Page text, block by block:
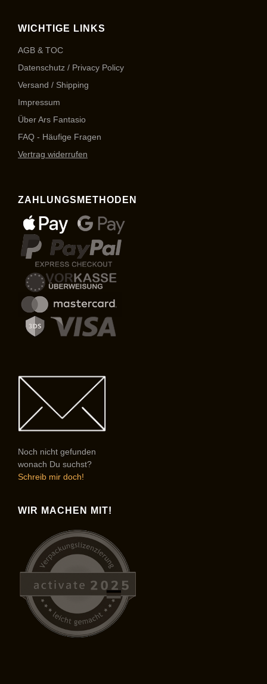
WICHTIGE LINKS
AGB & TOC
Datenschutz / Privacy Policy
Versand / Shipping
Impressum
Über Ars Fantasio
FAQ - Häufige Fragen
Vertrag widerrufen
ZAHLUNGSMETHODEN
Noch nicht gefunden
wonach Du suchst?
Schreib mir doch!
WIR MACHEN MIT!